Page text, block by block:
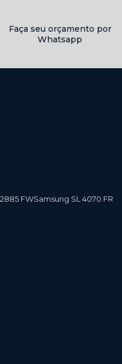
Faça seu orçamento por
Whatsapp
2885 FW Samsung SL 4070 FR